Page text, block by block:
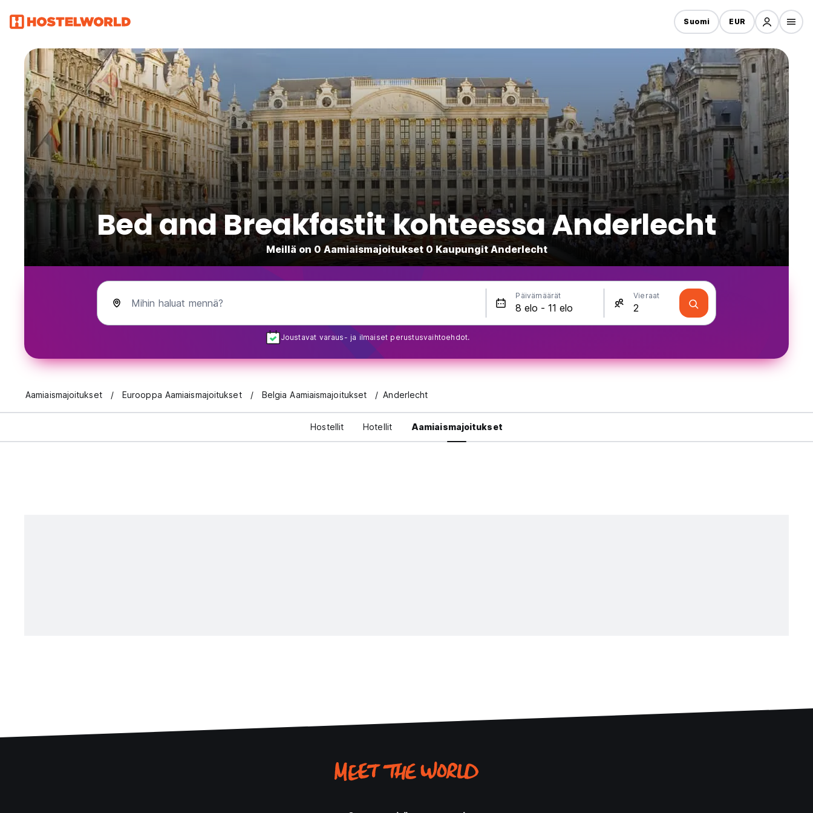
Suomi EUR
Bed and Breakfastit kohteessa Anderlecht
Meillä on 0 Aamiaismajoitukset 0 Kaupungit Anderlecht
Mihin haluat mennä?
Päivämäärät Vieraat
Joustavat varaus- ja ilmaiset perustusvaihtoehdot.
Aamiaismajoitukset Eurooppa Aamiaismajoitukset Belgia Aamiaismajoitukset Anderlecht
Hostellit Hotellit Aamiaismajoitukset